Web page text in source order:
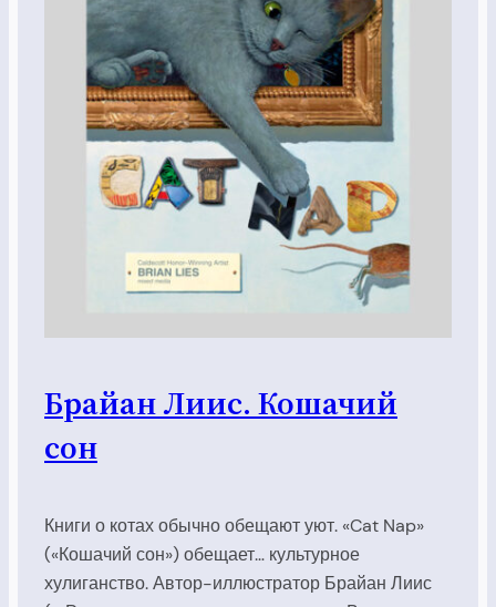
Брайан Лиис. Кошачий
сон
Книги о котах обычно обещают уют. «Cat Nap»
(«Кошачий сон») обещает… культурное
хулиганство. Автор-иллюстратор Брайан Лиис